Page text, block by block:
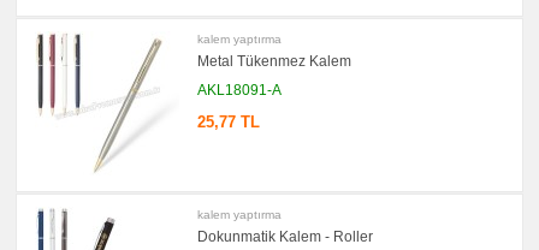
kalem yaptırma
Metal Tükenmez Kalem
AKL18091-A
25,77 TL
kalem yaptırma
Dokunmatik Kalem - Roller
Kalem
Seti
Kalemlik
promosyon
Kartvizitlik
promosyon
Takvim